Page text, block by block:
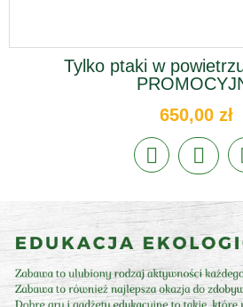
Tylko ptaki w
650,00 zł